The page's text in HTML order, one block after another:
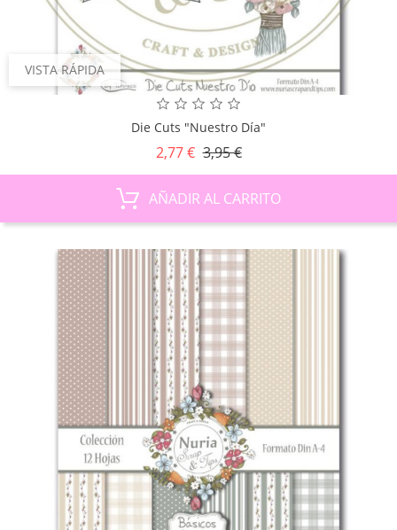
VISTA RÁPIDA
Die Cuts "Nuestro Día"
2,77 € Precio
3,95 €Precio
AÑADIR AL CARRITO